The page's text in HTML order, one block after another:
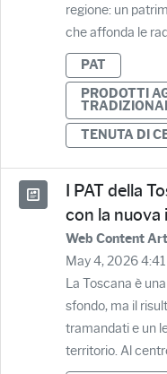
regione: un
che affonda le
PAT
PRODOTTI
TENUTA DI
I PAT della
con la nuova
Web Content
May 4, 2026
La Toscana è
sfondo, ma il
tramandati e un
territorio. Al